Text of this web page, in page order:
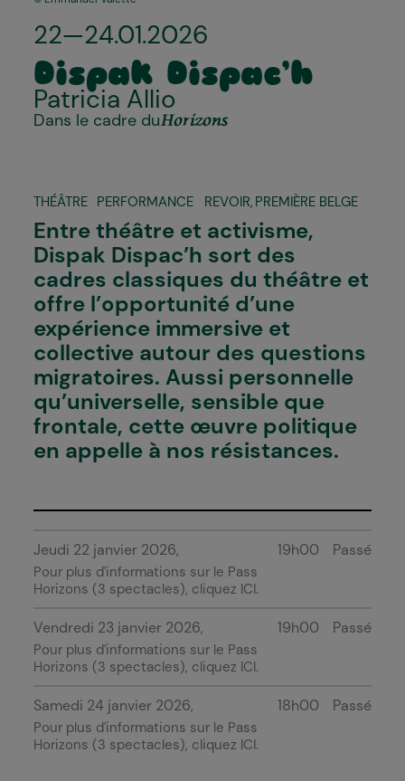
22—24.01.2026
Dispak Dispac’h
Patricia Allio
Dans le cadre duHorizons
THÉÂTRE PERFORMANCE REVOIR, PREMIÈRE BELGE
Entre théâtre et activisme,
Dispak Dispac’h sort des
cadres classiques du théâtre et
offre l’opportunité d’une
expérience immersive et
collective autour des questions
migratoires. Aussi personnelle
qu’universelle, sensible que
frontale, cette œuvre politique
en appelle à nos résistances.
Jeudi 22 janvier 2026
Pour plus d'informations sur le Pass
Horizons (3 spectacles), cliquez ICI.
19h00 Passé
Vendredi 23 janvier 2026
Pour plus d'informations sur le Pass
Horizons (3 spectacles), cliquez ICI.
19h00 Passé
Samedi 24 janvier 2026
Pour plus d'informations sur le Pass
Horizons (3 spectacles), cliquez ICI.
18h00 Passé